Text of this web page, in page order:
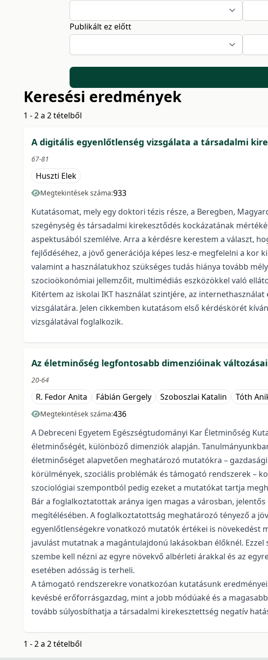
Publikált ez előtt
Keresési eredmények
1 - 2 a 2 tételből
A digitális egyenlőtlenség vizsgálata a társadalmi
67-81
Huszti Elek
Megtekintések száma:933
Kutatásomat, mely egy doktori tézis része, a Beregben,
szegénység és társadalmi kirekesztődés kockázatának
aspektusából szemlélve. Arra a kérdésre kerestem a választ,
fejlődéséhez, a jövő generációja képes lesz-e megfelelni a kor
valamint a használatukhoz szükséges tudás hiánya tovább
szocioökonómiai jellemzőit, multimédiás eszközökkel való
Kitértem az iskolai IKT használat szintjére, az
vizsgálatára. Jelen cikkemben kutatásom első kérdéskörét
vizsgálatával foglalkozik.
Az életminőség legfontosabb dimenzióinak
20-64
R. Fedor Anita Fábián Gergely Szoboszlai Katalin Tóth
Megtekintések száma:436
A Debreceni Egyetem Egészségtudományi Kar Életminőség
életminőségét, különböző dimenziók alapján.
életminőséget alapvetően meghatározó mutatókra –
körülmények, szociális problémák és támogató rendszerek –
szociológiai szempontból pedig ezeket a mutatókat tartja
Bár a foglalkoztatottak aránya igen magas a városban,
megítélésében. A foglalkoztatottság meghatározó tényező a
egyenlőtlenségekre vonatkozó mutatók értékei is növekedést
javulást mutatnak a magántulajdonú lakásokban élőknél.
szembe kell nézni az egyre növekvő albérleti árakkal és az
esetében adósság is terheli.
A támogató rendszerekre vonatkozóan kutatásunk
kevésbé erőforrásgazdag, mint a jobb módúaké és a
tovább súlyosbíthatja a társadalmi kirekesztettség negatív
1 - 2 a 2 tételből